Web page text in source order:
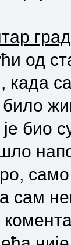
од
када
био
само
сам